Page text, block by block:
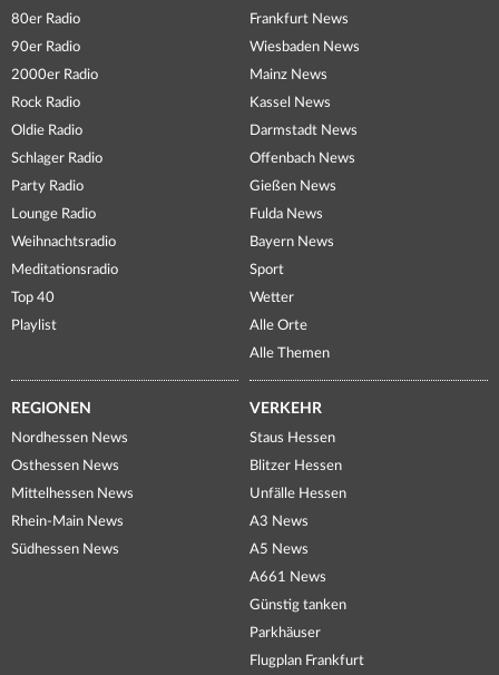
80er Radio
90er Radio
2000er Radio
Rock Radio
Oldie Radio
Schlager Radio
Party Radio
Lounge Radio
Weihnachtsradio
Meditationsradio
Top 40
Playlist
Frankfurt News
Wiesbaden News
Mainz News
Kassel News
Darmstadt News
Offenbach News
Gießen News
Fulda News
Bayern News
Sport
Wetter
Alle Orte
Alle Themen
REGIONEN
Nordhessen News
Osthessen News
Mittelhessen News
Rhein-Main News
Südhessen News
VERKEHR
Staus Hessen
Blitzer Hessen
Unfälle Hessen
A3 News
A5 News
A661 News
Günstig tanken
Parkhäuser
Flugplan Frankfurt